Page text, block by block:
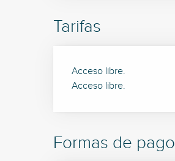
Tarifas
Acceso libre.
Acceso libre.
Formas de pago